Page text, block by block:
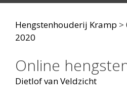
Hengstenhouderij Kramp >
2020
Online
Dietlof van Veldzicht